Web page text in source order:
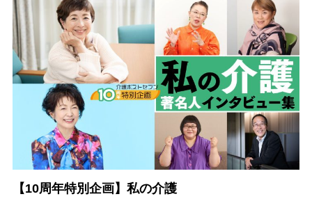
【10周年特別企画】私の介護